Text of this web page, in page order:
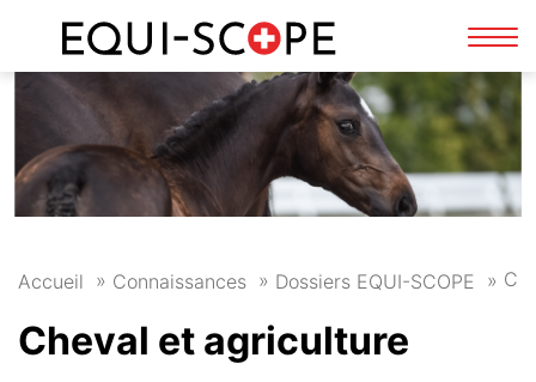
DE
Accueil Connaissances Dossiers EQUI-SCOPE
Cheval et agriculture